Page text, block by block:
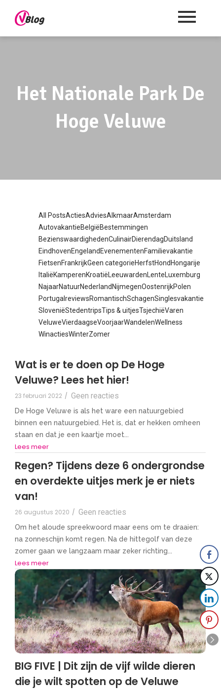
Het Nationale Park De
Hoge Veluwe
All PostsActiesAdviesAlkmaarAmsterdam
AutovakantieBelgiëBestemmingen
BezienswaardighedenCulinairDierendagDuitsland
EindhovenEngeland EvenementenFamilievakantie
FietsenFrankrijkGeen categorieHerfstHond Hongarije
ItaliëKamperenKroatiëLeeuwardenLenteLuxemburg
NajaarNatuurNederland NijmegenOostenrijkPolen
Portugal reviewsRomantischSchagenSinglesvakantie
SloveniëStedentripsTips & uitjesTsjechiëVaren
VeluweVierdaagseVoorjaarWandelenWellness
WinactiesWinterZomer
Wat is er te doen op De Hoge
Veluwe? Lees het hier!
23 februari 2022 / Geen reacties
De Hoge Veluwe is als het ware een natuurgebied
binnen een natuurgebied. Het is, dat er hekken omheen
staan en dat je een kaartje moet...
Lees meer
Regen? Tijdens deze 6 ondergrondse
en overdekte uitjes merk je er niets
van!
26 augustus 2020 / Geen reacties
Om het aloude spreekwoord maar eens om te draaien:
na zonneschijn komt regen. Na de hittegolf van deze
zomer gaan we langzaam maar zeker richting...
Lees meer
BIG FIVE | Dit zijn de vijf wilde dieren
die je wilt spotten op de Veluwe